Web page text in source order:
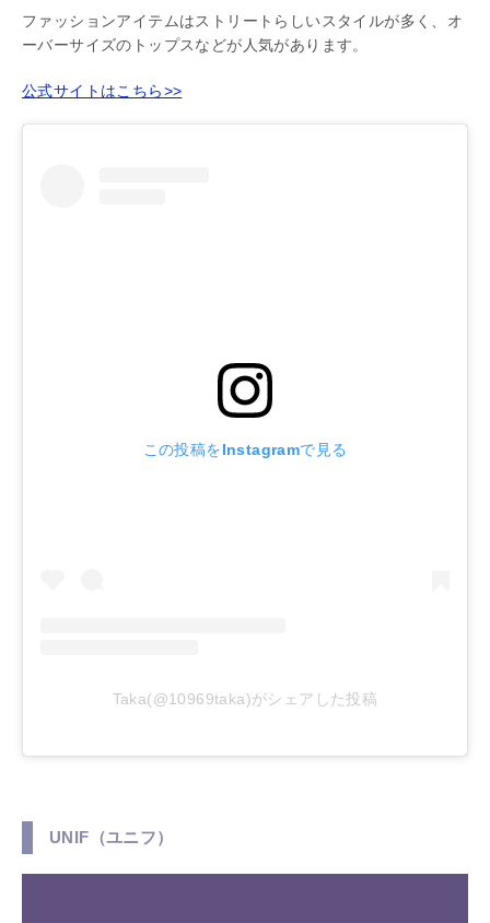
ファッションアイテムはストリートらしいスタイルが多く、オ
ーバーサイズのトップスなどが人気があります。
公式サイトはこちら>>
この投稿をInstagramで見る
Taka(@10969taka)がシェアした投稿
UNIF（ユニフ）